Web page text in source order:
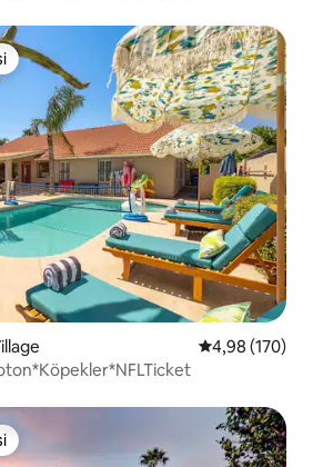
en beğenilenler arasında
5 üzerinden
4,98 (170)
en beğenilenler arasında